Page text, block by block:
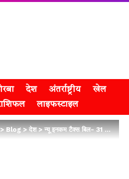
देश अंतर्राष्ट्रीय
खेल
लाइफस्टाइल
Blog>देश>न्यू इनकम टैक्स बिल- 31 सदस्यीय कमेटी गठित